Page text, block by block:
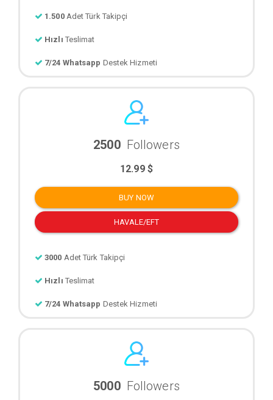
1.500 Adet Türk Takipçi
Hızlı Teslimat
7/24 Whatsapp Destek Hizmeti
2500 Followers
12.99 $
BUY NOW
HAVALE/EFT
3000 Adet Türk Takipçi
Hızlı Teslimat
7/24 Whatsapp Destek Hizmeti
5000 Followers